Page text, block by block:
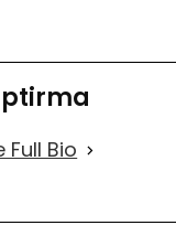
Full Bio